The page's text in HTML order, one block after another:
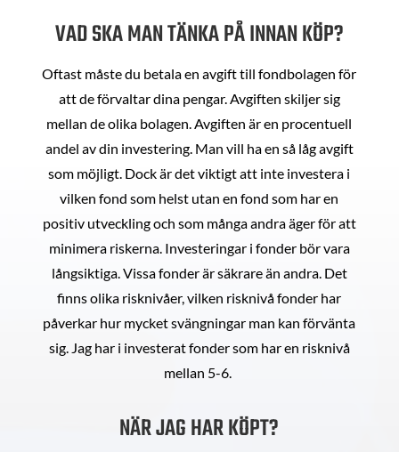
VAD SKA MAN TÄNKA PÅ INNAN KÖP?
Oftast måste du betala en avgift till fondbolagen för
att de förvaltar dina pengar. Avgiften skiljer sig
mellan de olika bolagen. Avgiften är en procentuell
andel av din investering. Man vill ha en så låg avgift
som möjligt. Dock är det viktigt att inte investera i
vilken fond som helst utan en fond som har en
positiv utveckling och som många andra äger för att
minimera riskerna. Investeringar i fonder bör vara
långsiktiga. Vissa fonder är säkrare än andra. Det
finns olika risknivåer, vilken risknivå fonder har
påverkar hur mycket svängningar man kan förvänta
sig. Jag har i investerat fonder som har en risknivå
mellan 5-6.
NÄR JAG HAR KÖPT?